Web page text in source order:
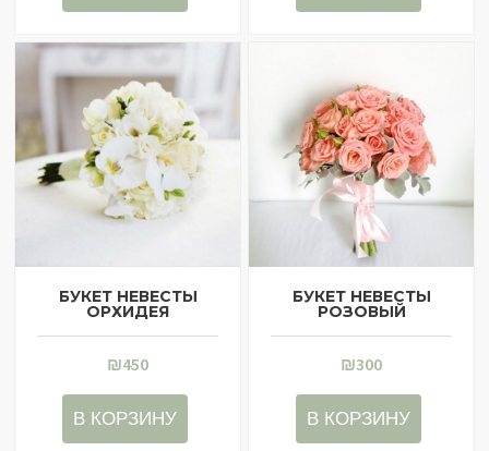
БУКЕТ НЕВЕСТЫ
ОРХИДЕЯ
₪450
В КОРЗИНУ
БУКЕТ НЕВЕСТЫ
РОЗОВЫЙ
₪300
В КОРЗИНУ